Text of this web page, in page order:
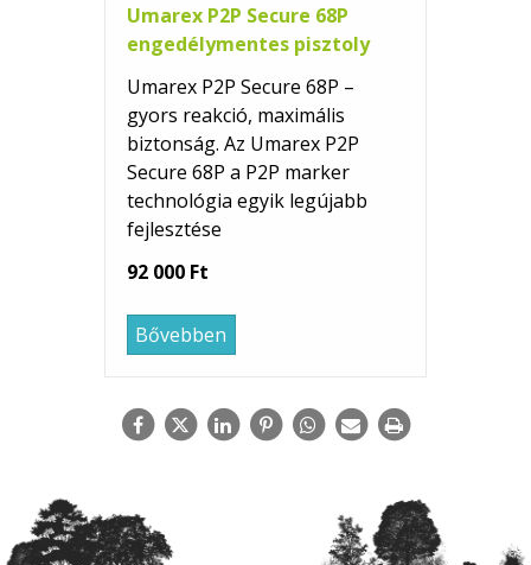
Umarex P2P Secure 68P
engedélymentes pisztoly
Umarex P2P Secure 68P –
gyors reakció, maximális
biztonság. Az Umarex P2P
Secure 68P a P2P marker
technológia egyik legújabb
fejlesztése
92 000 Ft
Bővebben